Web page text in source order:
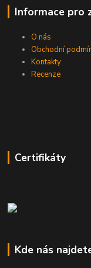
Informace pro
O nás
Obchodní
Kontakty
Recenze
Certifikáty
Kde nás